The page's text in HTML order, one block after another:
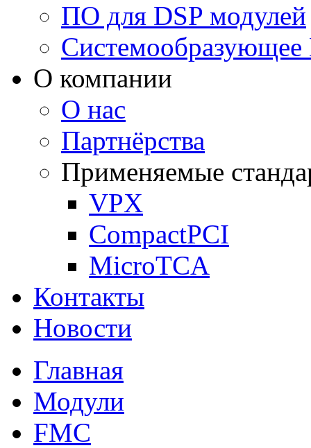
ПО для DSP модулей
О компании
О нас
Партнёрства
Применяемые
VPX
CompactPCI
MicroTCA
Контакты
Новости
Главная
Модули
FMC